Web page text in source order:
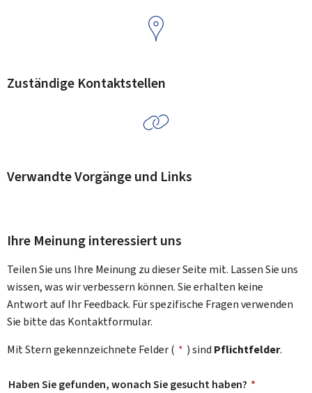
Zuständige Kontaktstellen
Verwandte Vorgänge und Links
Ihre Meinung interessiert uns
Teilen Sie uns Ihre Meinung zu dieser Seite mit. Lassen Sie uns
wissen, was wir verbessern können. Sie erhalten keine
Antwort auf Ihr Feedback. Für spezifische Fragen verwenden
Sie bitte das Kontaktformular.
Mit Stern gekennzeichnete Felder ( * ) sind Pflichtfelder.
Haben Sie gefunden, wonach Sie gesucht haben? *